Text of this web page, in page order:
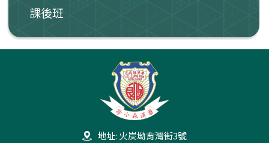
課後班
地址: 火炭坳背灣街3號